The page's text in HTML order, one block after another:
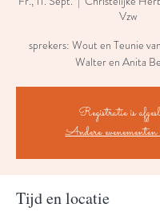
Vzw
sprekers: Wout en Teunie
Walter en Anita
Registratie is
Andere evenementen
Tijd en locatie